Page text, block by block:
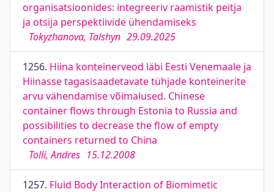
organisatsioonides: integreeriv raamistik peitja
ja otsija perspektiivide ühendamiseks
Tokyzhanova, Talshyn 29.09.2025
1256. Hiina konteinerveod läbi Eesti Venemaale ja
Hiinasse tagasisaadetavate tühjade konteinerite
arvu vähendamise võimalused. Chinese
container flows through Estonia to Russia and
possibilities to decrease the flow of empty
containers returned to China
Tolli, Andres 15.12.2008
1257. Fluid Body Interaction of Biomimetic